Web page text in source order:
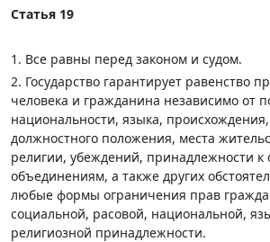
Статья 19
1. Все равны перед законом и судом.
2. Государство гарантирует равенство
человека и гражданина независимо от
национальности, языка,
должностного положения, места
религии, убеждений, принадлежности
объединениям, а также других
любые формы ограничения прав
социальной, расовой, национальной,
религиозной принадлежности.